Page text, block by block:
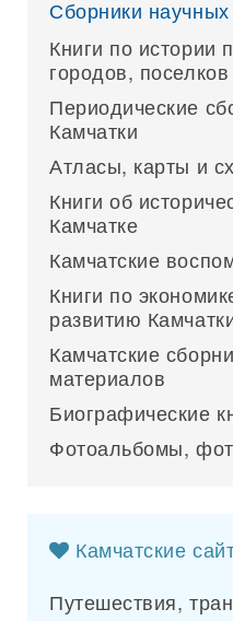
Сборники
Книги по истории
городов,
Периодические
Камчатки
Атласы, карты и
Книги об
Камчатке
Камчатские
Книги по
развитию
Камчатские
материалов
Биографические
Фотоальбомы,
Камчатские
Путешествия,